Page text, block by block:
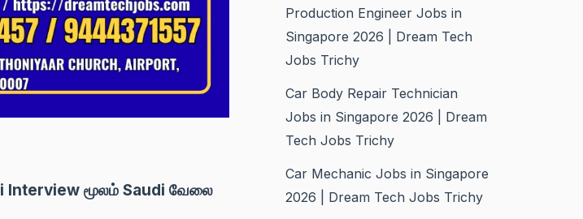
Interview மூலம் Saudi வேலை
Production Engineer Jobs in
Singapore 2026 | Dream Tech
Jobs Trichy
Car Body Repair Technician
Jobs in Singapore 2026 | Dream
Tech Jobs Trichy
Car Mechanic Jobs in Singapore
2026 | Dream Tech Jobs Trichy